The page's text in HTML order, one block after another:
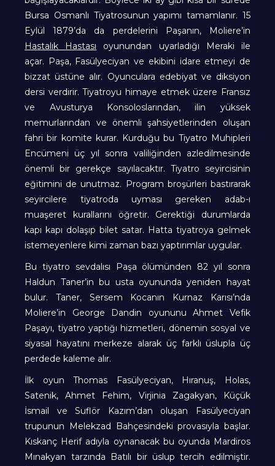
Bursa Osmanlı Tiyatrosunun yapımı tamamlanır. 15
Eylül 1879’da da perdelerini Paşanın, Moliere’in
Hastalık Hastası oyunundan uyarladığı Meraki ile
açar. Paşa, Fasülyeciyan ve ekibini idare etmeyi de
bizzat üstüne alır. Oyunculara edebiyat ve diksiyon
dersi verdirir. Tiyatroyu himaye etmek üzere Fransız
ve Avusturya Konsoloslarından, ilin yüksek
memurlarından ve önemli şahsiyetlerinden oluşan
fahri bir komite kurar. Kurduğu bu Tiyatro Muhipleri
Encümeni üç yıl sonra valiliğinden azledilmesinde
önemli bir gerekçe sayılacaktır. Tiyatro seyircisinin
eğitimini de unutmaz. Program broşürleri bastırarak
seyircilere tiyatroda uyması gereken adab-ı
muaşeret kurallarını öğretir. Gerektiği durumlarda
kapı kapı dolaşıp bilet satar. Hatta tiyatroya gelmek
istemeyenlere kimi zaman bazı yaptırımlar uygular.
Bu tiyatro sevdalısı Paşa ölümünden 82 yıl sonra
Haldun Taner’in bu usta oyununda yeniden hayat
bulur. Taner, Sersem Kocanın Kurnaz Karısı’nda
Moliere’in George Dandin oyununu Ahmet Vefik
Paşayı, tiyatro yaptığı hizmetleri, dönemin sosyal ve
siyasal hayatını merkeze alarak üç farklı üslupla üç
perdede kaleme alır.
İlk oyun Thomas Fasülyeciyan, Hıranuş, Holas,
Satenik, Ahmet Fehim, Virjinia Zagakyan, Küçük
İsmail ve Suflör Kazım’dan oluşan Fasülyeciyan
trupunun Melekzad Bahçesindeki provasıyla başlar.
Kıskanç Herif adıyla oynanacak bu oyunda Mardiros
Mınakyan tarzında Batılı bir üslup tercih edilmiştir.